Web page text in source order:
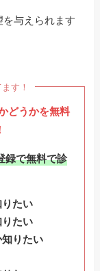
与えられます
す！
どうかを無料
録で無料で診
たい
たい
りたい